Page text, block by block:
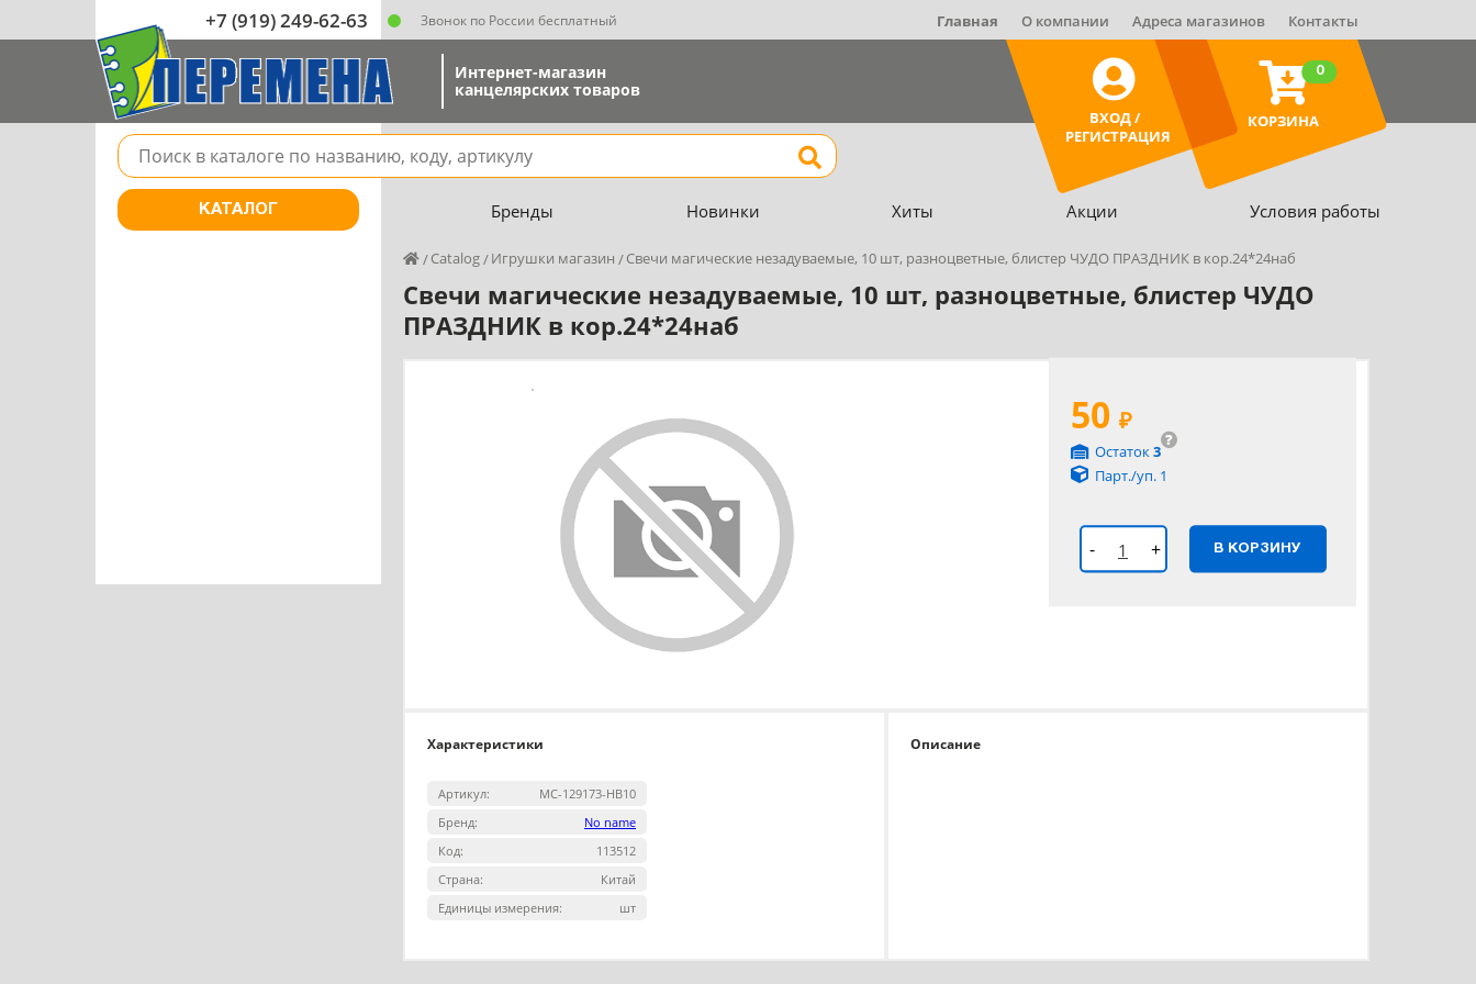
+7 (919) 249-62-63 Звонок по России бесплатный Главная О компании Адреса магазинов Контакты
Интернет-магазин
канцелярских товаров
ВХОД /
РЕГИСТРАЦИЯ
КОРЗИНА
0
Поле для поиска товара в каталоге Найти
КАТАЛОГ Бренды Новинки Хиты Акции Условия работы
Catalog Игрушки магазин Свечи магические незадуваемые, 10 шт, разноцветные, блистер ЧУДО ПРАЗДНИК в кор.24*24наб
Свечи магические незадуваемые, 10 шт, разноцветные, блистер ЧУДО
ПРАЗДНИК в кор.24*24наб
50 ₽
?
Остаток3
Парт./уп. 1
- + В КОРЗИНУ
Характеристики
Артикул:
MC-129173-HB10
Бренд:
No name
Код:
113512
Страна:
Китай
Единицы измерения:
шт
Описание